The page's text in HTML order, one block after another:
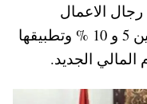
الاعمال
والشركات على قيمة العلاوة ما بين 5 و 10 % وتطبيقها